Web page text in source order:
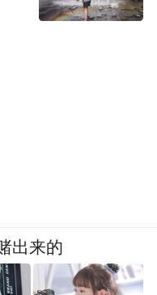
出来的